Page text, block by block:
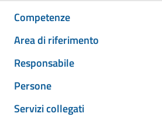
Competenze
Area di riferimento
Responsabile
Persone
Servizi collegati